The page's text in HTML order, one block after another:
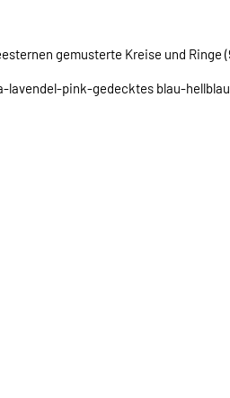
gemusterte Kreise und Ringe
lavendel-pink-gedecktes blau-